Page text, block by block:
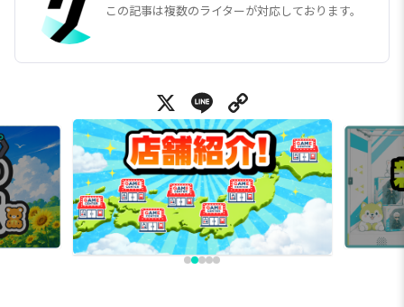
この記事は複数のライターが対応しております。
X Line